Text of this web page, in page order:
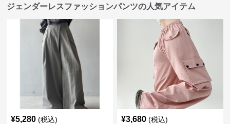
ジェンダーレスファッションパンツの人気アイテム
¥5,280 (税込) ¥3,680 (税込)